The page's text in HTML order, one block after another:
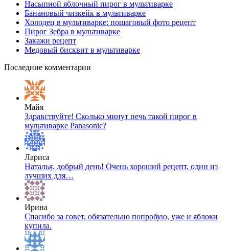
Насыпной яблочный пирог в мультиварке
Банановый чизкейк в мультиварке
Холодец в мультиварке: пошаговый фото рецепт
Пирог Зебра в мультиварке
Закажи рецепт
Медовый бисквит в мультиварке
Последние комментарии
Майя
Здравствуйте! Сколько минут печь такой пирог в
мультиварке Panasonic?
Лариса
Наталья, добрый день! Очень хороший рецепт, один из
лучших для…
Ирина
Спасибо за совет, обязательно попробую, уже и яблоки
купила.